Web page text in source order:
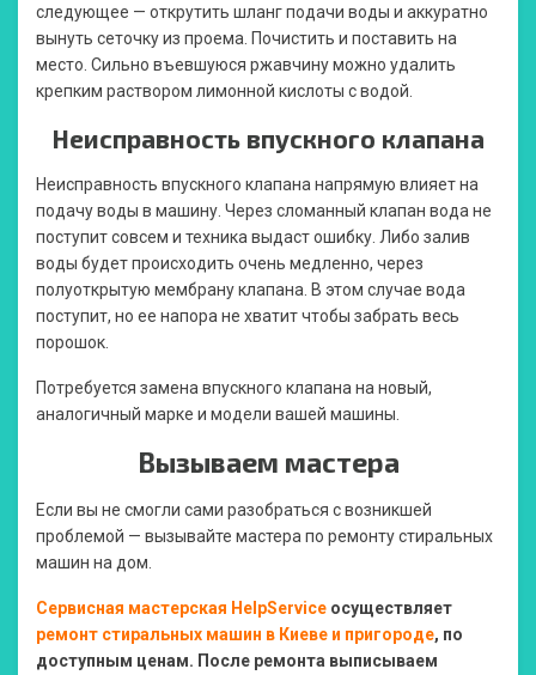
следующее — открутить шланг подачи воды и аккуратно
вынуть сеточку из проема. Почистить и поставить на
место. Сильно въевшуюся ржавчину можно удалить
крепким раствором лимонной кислоты с водой.
Неисправность впускного клапана
Неисправность впускного клапана напрямую влияет на
подачу воды в машину. Через сломанный клапан вода не
поступит совсем и техника выдаст ошибку. Либо залив
воды будет происходить очень медленно, через
полуоткрытую мембрану клапана. В этом случае вода
поступит, но ее напора не хватит чтобы забрать весь
порошок.
Потребуется замена впускного клапана на новый,
аналогичный марке и модели вашей машины.
Вызываем мастера
Если вы не смогли сами разобраться с возникшей
проблемой — вызывайте мастера по ремонту стиральных
машин на дом.
Сервисная мастерская HelpService осуществляет
ремонт стиральных машин в Киеве и пригороде, по
доступным ценам. После ремонта выписываем